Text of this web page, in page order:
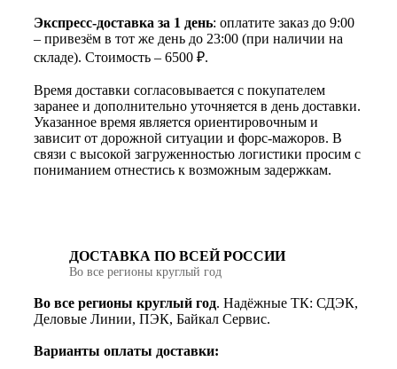
Экспресс-доставка за 1 день: оплатите заказ до 9:00
– привезём в тот же день до 23:00 (при наличии на
складе). Стоимость – 6500 ₽.
Время доставки согласовывается с покупателем
заранее и дополнительно уточняется в день доставки.
Указанное время является ориентировочным и
зависит от дорожной ситуации и форс-мажоров. В
связи с высокой загруженностью логистики просим с
пониманием отнестись к возможным задержкам.
ДОСТАВКА ПО ВСЕЙ РОССИИ
Во все регионы круглый год
Во все регионы круглый год. Надёжные ТК: СДЭК,
Деловые Линии, ПЭК, Байкал Сервис.
Варианты оплаты доставки: